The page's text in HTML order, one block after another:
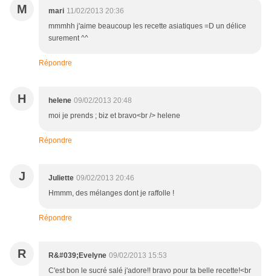
M mari 11/02/2013 20:36
mmmhh j'aime beaucoup les recette asiatiques =D un délice
surement ^^
Répondre
H helene 09/02/2013 20:48
moi je prends ; biz et bravo<br /> helene
Répondre
J Juliette 09/02/2013 20:46
Hmmm, des mélanges dont je raffolle !
Répondre
R R&#039;Evelyne 09/02/2013 15:53
C'est bon le sucré salé j'adore!! bravo pour ta belle recette!<br